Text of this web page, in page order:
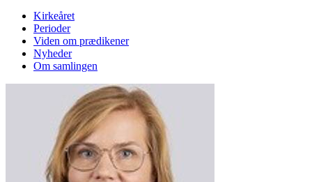
Kirkeåret
Perioder
Viden om prædikener
Nyheder
Om samlingen